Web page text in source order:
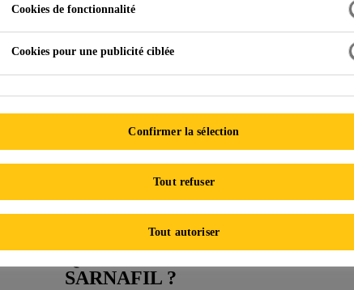
QUE VOUS PAYEZ
maxime selon laquelle « vous obtenez ce que vous
de cette déclaration. Mais quand il s’agit de
ce qu’ils paient? La plupart ne le sont pas et ils ne
QUELLE EST LA GARANTIE
SARNAFIL ?
Cookies de fonctionnalité
Cookies pour une publicité ciblée
Confirmer la sélection
Tout refuser
Tout autoriser